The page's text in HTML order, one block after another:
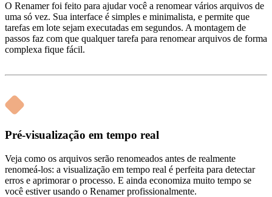
O Renamer foi feito para ajudar você a renomear vários arquivos de
uma só vez. Sua interface é simples e minimalista, e permite que
tarefas em lote sejam executadas em segundos. A montagem de
passos faz com que qualquer tarefa para renomear arquivos de forma
complexa fique fácil.
Pré-visualização em tempo real
Veja como os arquivos serão renomeados antes de realmente
renomeá-los: a visualização em tempo real é perfeita para detectar
erros e aprimorar o processo. E ainda economiza muito tempo se
você estiver usando o Renamer profissionalmente.